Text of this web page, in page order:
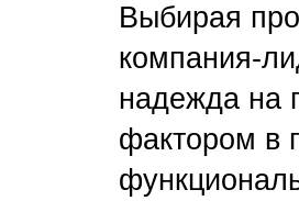
Выбирая
компания-
надежда на
фактором в